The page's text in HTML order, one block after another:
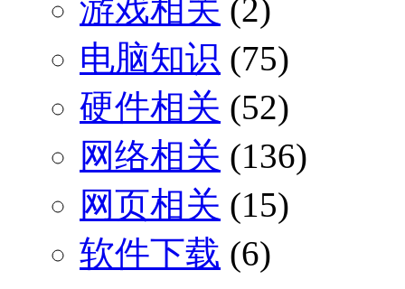
游戏相关 (2)
电脑知识 (75)
硬件相关 (52)
网络相关 (136)
网页相关 (15)
软件下载 (6)